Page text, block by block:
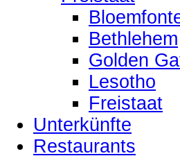
Bethlehem
Golden
Lesotho
Freistaat
Unterkünfte
Restaurants